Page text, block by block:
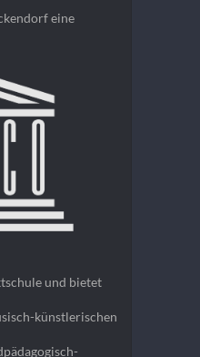
eine
und bietet
künstlerischen